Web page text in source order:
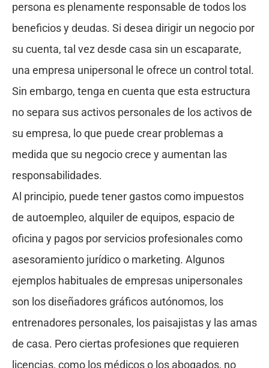
persona es plenamente responsable de todos los
beneficios y deudas. Si desea dirigir un negocio por
su cuenta, tal vez desde casa sin un escaparate,
una empresa unipersonal le ofrece un control total.
Sin embargo, tenga en cuenta que esta estructura
no separa sus activos personales de los activos de
su empresa, lo que puede crear problemas a
medida que su negocio crece y aumentan las
responsabilidades.
Al principio, puede tener gastos como impuestos
de autoempleo, alquiler de equipos, espacio de
oficina y pagos por servicios profesionales como
asesoramiento jurídico o marketing. Algunos
ejemplos habituales de empresas unipersonales
son los diseñadores gráficos autónomos, los
entrenadores personales, los paisajistas y las amas
de casa. Pero ciertas profesiones que requieren
licencias, como los médicos o los abogados, no